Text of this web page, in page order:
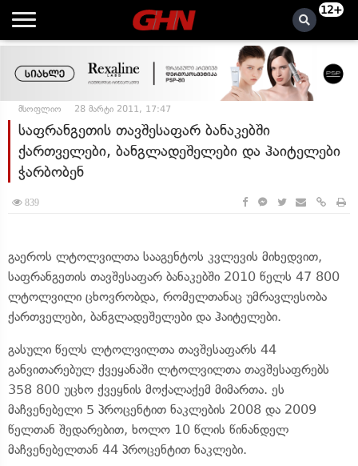
12+
მსოფლიო 28 მარტი 2011, 17:47
საფრანგეთის თავშესაფარ ბანაკებში
ქართველები, ბანგლადეშელები და ჰაიტელები
ჭარბობენ
839
გაეროს ლტოლვილთა სააგენტოს კვლევის მიხედვით,
საფრანგეთის თავშესაფარ ბანაკებში 2010 წელს 47 800
ლტოლვილი ცხოვრობდა, რომელთანაც უმრავლესობა
ქართველები, ბანგლადეშელები და ჰაიტელები.
გასული წელს ლტოლვილთა თავშესაფარს 44
განვითარებულ ქვეყანაში ლტოლვილთა თავშესაფრებს
358 800 უცხო ქვეყნის მოქალაქემ მიმართა. ეს
მაჩვენებელი 5 პროცენტით ნაკლების 2008 და 2009
წელთან შედარებით, ხოლო 10 წლის წინანდელ
მაჩვენებელთან 44 პროცენტით ნაკლები.